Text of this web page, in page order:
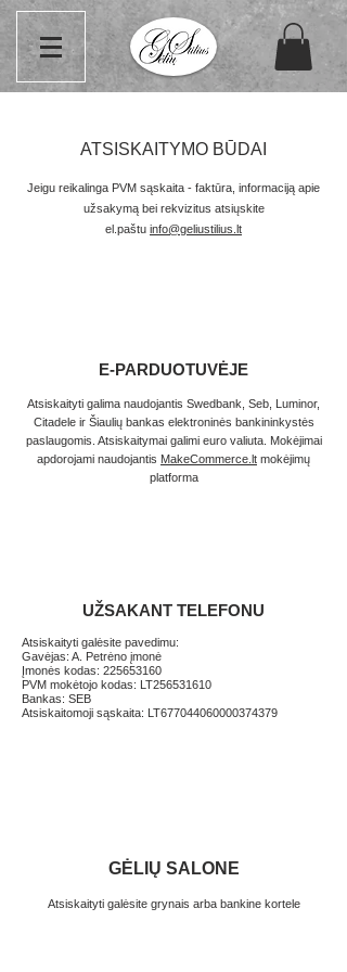
ATSISKAITYMO BŪDAI
Jeigu reikalinga PVM sąskaita - faktūra, informaciją apie
užsakymą bei rekvizitus atsiųskite
el.paštu info@geliustilius.lt
E-PARDUOTUVĖJE
Atsiskaityti galima naudojantis Swedbank, Seb, Luminor,
Citadele ir Šiaulių bankas elektroninės bankininkystės
paslaugomis. Atsiskaitymai galimi euro valiuta. Mokėjimai
apdorojami naudojantis MakeCommerce.lt mokėjimų
platforma
UŽSAKANT TELEFONU
Atsiskaityti galėsite pavedimu:
Gavėjas: A. Petrėno įmonė
Įmonės kodas: 225653160
PVM mokėtojo kodas: LT256531610
Bankas: SEB
Atsiskaitomoji sąskaita: LT677044060000374379
GĖLIŲ SALONE
Atsiskaityti galėsite grynais arba bankine kortele